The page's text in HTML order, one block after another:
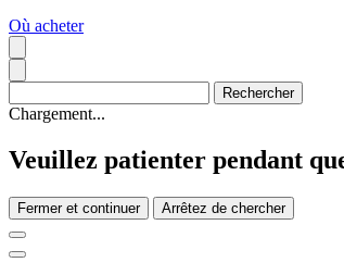
Où acheter
Chargement...
Veuillez patienter pendant
Fermer et continuer Arrêtez de chercher